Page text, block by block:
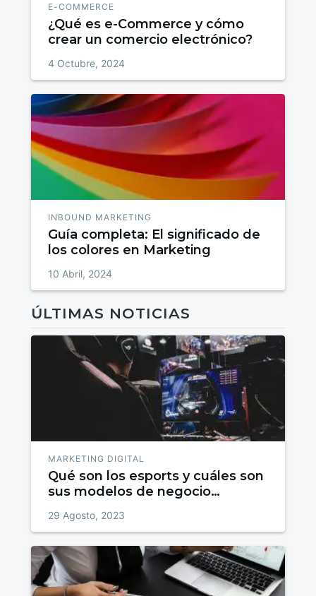
E-COMMERCE
¿Qué es e-Commerce y cómo
crear un comercio electrónico?
4 Octubre, 2024
INBOUND MARKETING
Guía completa: El significado de
los colores en Marketing
10 Abril, 2024
ÚLTIMAS NOTICIAS
MARKETING DIGITAL
Qué son los esports y cuáles son
sus modelos de negocio
29 Agosto, 2023